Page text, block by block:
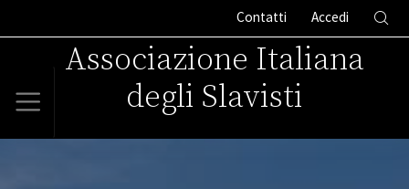
Contatti Accedi
Associazione Italiana
degli Slavisti